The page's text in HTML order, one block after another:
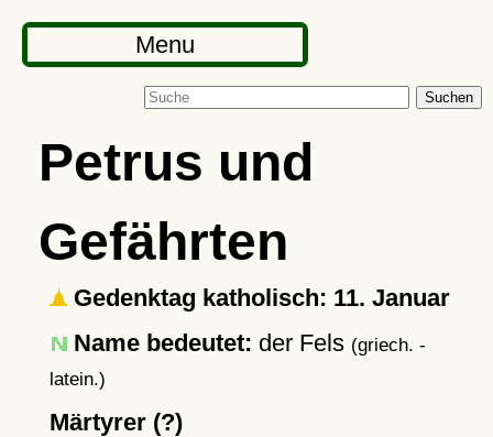
Menu
Suchen
Petrus und
Gefährten
Gedenktag katholisch: 11. Januar
Name bedeutet: der Fels (griech. -
latein.)
Märtyrer (?)